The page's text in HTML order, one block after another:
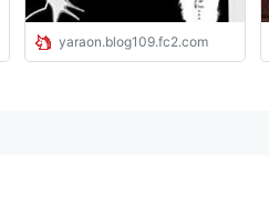
yaraon.blog109.fc2.com